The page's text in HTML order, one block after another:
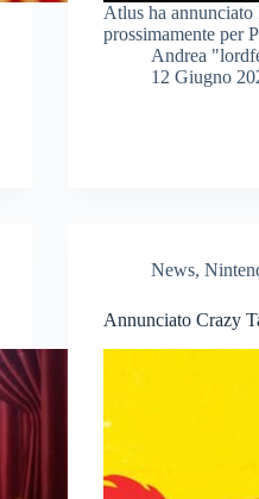
Atlus ha annunciato
prossimamente per
Andrea
12 Giugno
News,
Annunciato Crazy